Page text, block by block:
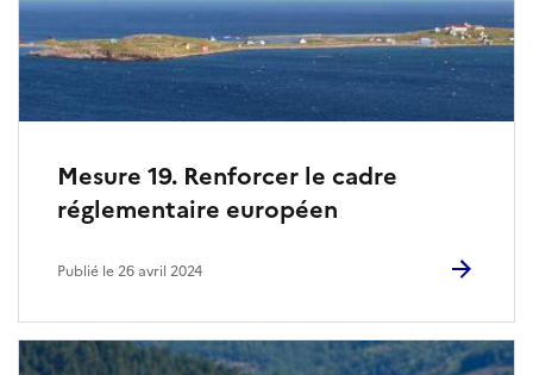
Mesure 19. Renforcer le cadre
réglementaire européen
Publié le 26 avril 2024